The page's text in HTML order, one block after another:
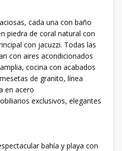
cada una con baño
piedra de coral natural con
con jacuzzi. Todas las
con aires acondicionados
cocina con acabados
de granito, línea
en acero
exclusivos, elegantes
bahía y playa con